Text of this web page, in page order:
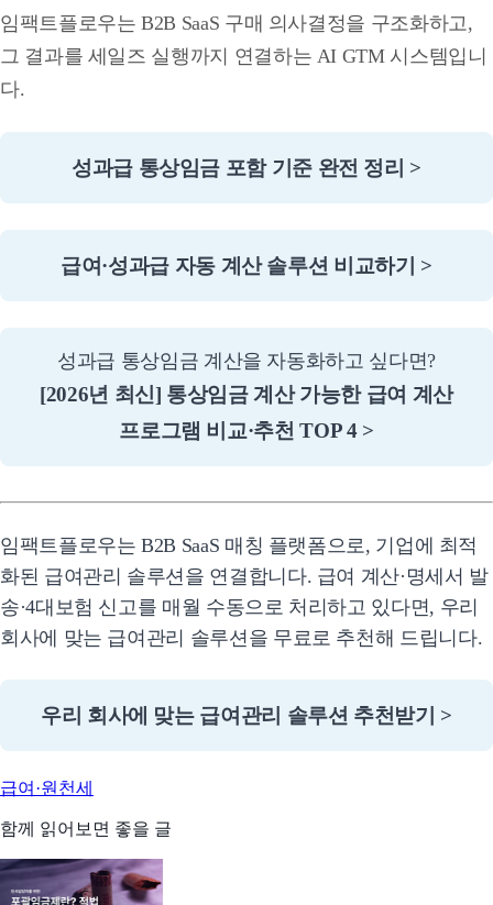
임팩트플로우는 B2B SaaS 구매 의사결정을 구조화하고,
그 결과를 세일즈 실행까지 연결하는 AI GTM 시스템입니
다.
성과급 통상임금 포함 기준 완전 정리 >
급여·성과급 자동 계산 솔루션 비교하기 >
성과급 통상임금 계산을 자동화하고 싶다면?
[2026년 최신] 통상임금 계산 가능한 급여 계산
프로그램 비교·추천 TOP 4 >
임팩트플로우는 B2B SaaS 매칭 플랫폼으로, 기업에 최적
화된 급여관리 솔루션을 연결합니다. 급여 계산·명세서 발
송·4대보험 신고를 매월 수동으로 처리하고 있다면, 우리
회사에 맞는 급여관리 솔루션을 무료로 추천해 드립니다.
우리 회사에 맞는 급여관리 솔루션 추천받기 >
급여·원천세
함께 읽어보면 좋을 글